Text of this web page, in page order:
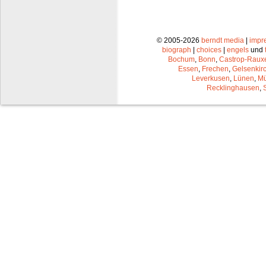
© 2005-2026 berndt media |
biograph | choices | engels und
Bochum Bonn Castrop-
Essen Frechen
Leverkusen Lünen
Recklinghausen